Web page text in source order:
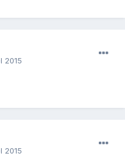
2015
2015